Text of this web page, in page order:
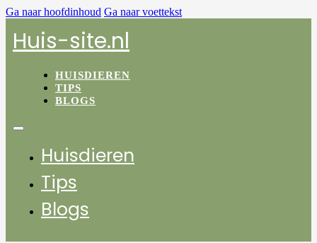
Ga naar hoofdinhoud Ga naar voettekst
Huis-site.nl
HUISDIEREN
TIPS
BLOGS
Huisdieren
Tips
Blogs